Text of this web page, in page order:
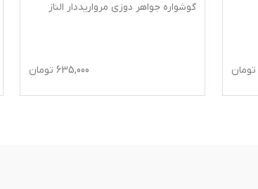
تومان
گوشواره جواهر دوزی مرواریددار الناز
635,000 تومان